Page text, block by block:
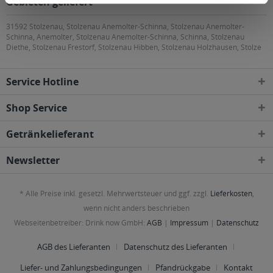
31592 Stolzenau, Stolzenau Anemolter-Schinna, Stolzenau Anemolter-
Schinna, Anemolter, Stolzenau Anemolter-Schinna, Schinna, Stolzenau
Diethe, Stolzenau Frestorf, Stolzenau Hibben, Stolzenau Holzhausen, Stolze
Service Hotline
Shop Service
Getränkelieferant
Newsletter
* Alle Preise inkl. gesetzl. Mehrwertsteuer und ggf. zzgl. Lieferkosten,
wenn nicht anders beschrieben
Webseitenbetreiber: Drink now GmbH: AGB | Impressum | Datenschutz
AGB des Lieferanten
Datenschutz des Lieferanten
Liefer- und Zahlungsbedingungen
Pfandrückgabe Kontakt